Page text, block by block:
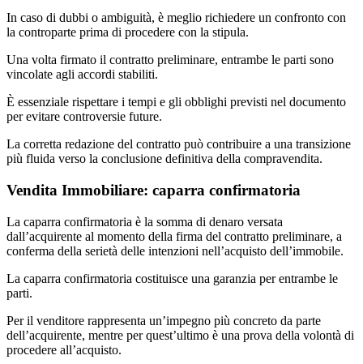
In caso di dubbi o ambiguità, è meglio richiedere un confronto con
la controparte prima di procedere con la stipula.
Una volta firmato il contratto preliminare, entrambe le parti sono
vincolate agli accordi stabiliti.
È essenziale rispettare i tempi e gli obblighi previsti nel documento
per evitare controversie future.
La corretta redazione del contratto può contribuire a una transizione
più fluida verso la conclusione definitiva della compravendita.
Vendita Immobiliare: caparra confirmatoria
La caparra confirmatoria è la somma di denaro versata
dall’acquirente al momento della firma del contratto preliminare, a
conferma della serietà delle intenzioni nell’acquisto dell’immobile.
La caparra confirmatoria costituisce una garanzia per entrambe le
parti.
Per il venditore rappresenta un’impegno più concreto da parte
dell’acquirente, mentre per quest’ultimo è una prova della volontà di
procedere all’acquisto.